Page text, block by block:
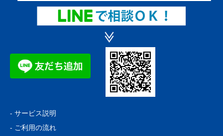
- サービス説明
- ご利用の流れ